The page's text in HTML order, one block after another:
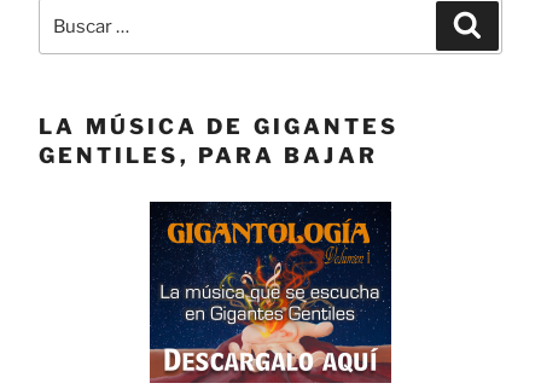
Buscar
LA MÚSICA DE GIGANTES
GENTILES, PARA BAJAR